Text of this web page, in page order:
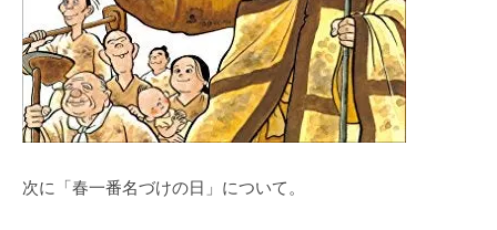
次に「春一番名づけの日」について。